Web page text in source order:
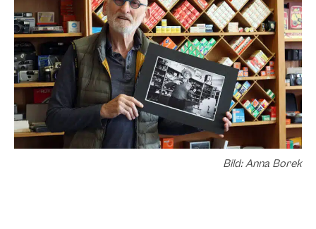
Bild: Anna Borek